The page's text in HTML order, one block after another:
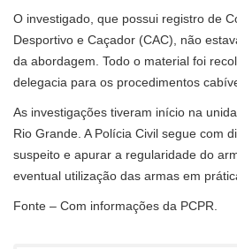
O investigado, que possui registro de
Desportivo e Caçador (CAC), não
da abordagem. Todo o material foi
delegacia para os procedimentos
As investigações tiveram início na
Rio Grande. A Polícia Civil segue com
suspeito e apurar a regularidade do
eventual utilização das armas em
Fonte – Com informações da PCPR.